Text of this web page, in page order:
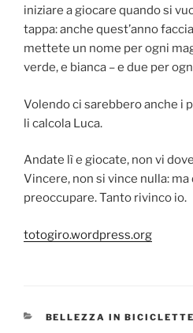
iniziare a giocare quando si
tappa: anche quest’anno
mettete un nome per ogni
verde, e bianca – e due per
Volendo ci sarebbero anche i
li calcola Luca.
Andate lì e giocate, non vi
Vincere, non si vince nulla:
preoccupare. Tanto rivinco io.
totogiro.wordpress.org
CATEGORIES
BELLEZZA IN BICICLETTE